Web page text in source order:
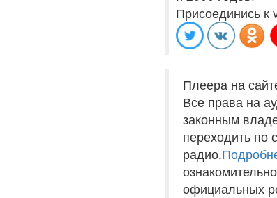
Присоединись к
Плеера на
Все права на
законным
переходить по
радио.
официальных